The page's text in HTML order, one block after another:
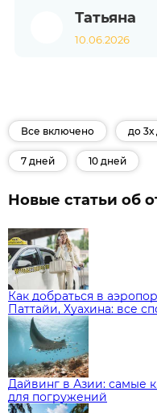
Татьяна
10.06.2026
Все включено до
7 дней 10 дней
Новые статьи об
Как добраться в
Паттайи, Хуахина: все
Дайвинг в Азии: самые
для погружений